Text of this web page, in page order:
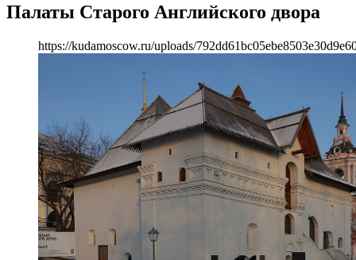
Палаты Старого Английского двора
https://kudamoscow.ru/uploads/